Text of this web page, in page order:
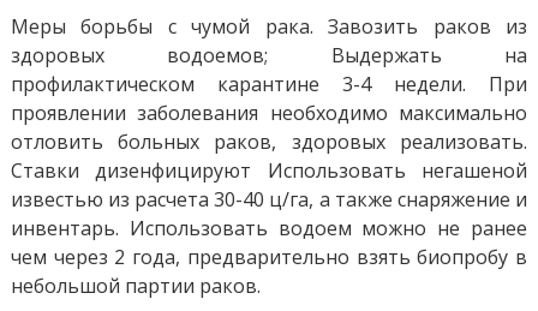
Меры борьбы с чумой рака. Завозить раков из
здоровых водоемов; Выдержать на
профилактическом карантине 3-4 недели. При
проявлении заболевания необходимо максимально
отловить больных раков, здоровых реализовать.
Ставки дизенфицируют Использовать негашеной
известью из расчета 30-40 ц/га, а также снаряжение и
инвентарь. Использовать водоем можно не ранее
чем через 2 года, предварительно взять биопробу в
небольшой партии раков.